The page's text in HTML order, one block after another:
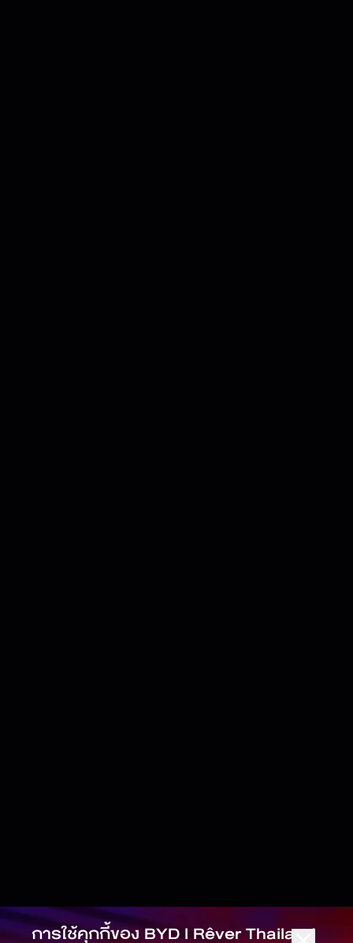
การใช้คุกกี้ของBYD l Rêver Thailand